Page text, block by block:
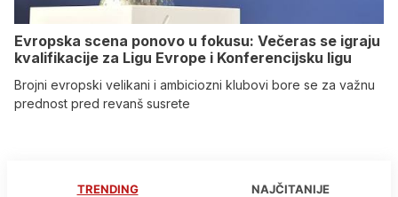
Evropska scena ponovo u fokusu: Večeras se igraju
kvalifikacije za Ligu Evrope i Konferencijsku ligu
Brojni evropski velikani i ambiciozni klubovi bore se za važnu
prednost pred revanš susrete
TRENDING NAJČITANIJE